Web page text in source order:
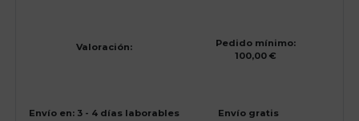
Valoración:
Pedido mínimo:
100,00 €
Envío en: 3 - 4 días laborables Envío gratis